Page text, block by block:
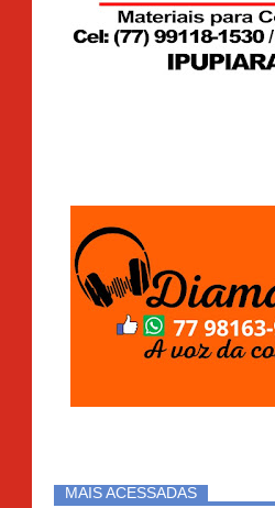
MAIS ACESSADAS